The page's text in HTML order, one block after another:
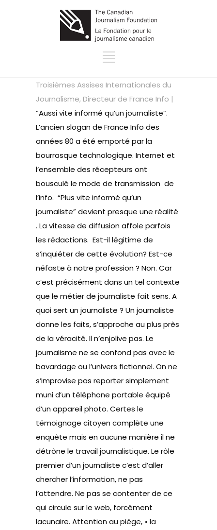
Troisièmes Assises Internationales du
Journalisme, Directeur de France Info |
“Aussi vite informé qu’un journaliste”.
L’ancien slogan de France Info des
années 80 a été emporté par la
bourrasque technologique. Internet et
l’ensemble des récepteurs ont
bousculé le mode de transmission de
l’info. “Plus vite informé qu’un
journaliste” devient presque une réalité
. La vitesse de diffusion affole parfois
les rédactions. Est-il légitime de
s’inquiéter de cette évolution? Est-ce
néfaste à notre profession ? Non. Car
c’est précisément dans un tel contexte
que le métier de journaliste fait sens. A
quoi sert un journaliste ? Un journaliste
donne les faits, s’approche au plus près
de la véracité. Il n’enjolive pas. Le
journalisme ne se confond pas avec le
bavardage ou l’univers fictionnel. On ne
s’improvise pas reporter simplement
muni d’un téléphone portable équipé
d’un appareil photo. Certes le
témoignage citoyen complète une
enquête mais en aucune manière il ne
détrône le travail journalistique. Le rôle
premier d’un journaliste c’est d’aller
chercher l’information, ne pas
l’attendre. Ne pas se contenter de ce
qui circule sur le web, forcément
lacunaire. Attention au piège, « la